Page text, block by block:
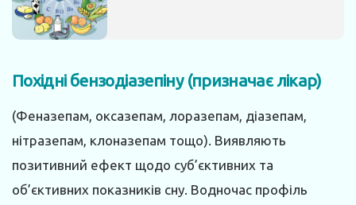
Похідні бензодіазепіну (призначає лікар)
(Феназепам, оксазепам, лоразепам, діазепам,
нітразепам, клоназепам тощо). Виявляють
позитивний ефект щодо суб’єктивних та
об’єктивних показників сну. Водночас профіль